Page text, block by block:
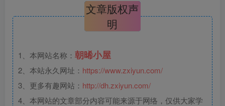
文章版权声
明
1、本网站名称： 朝晞小屋
2、本站永久网址： https://www.zxiyun.com/
3、更多有趣网站： http://dh.zxiyun.com/
4、本网站的文章部分内容可能来源于网络，仅供大家学